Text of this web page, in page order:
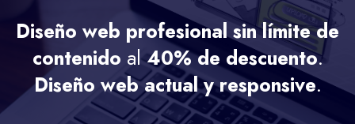
Diseño web profesional sin límite de
contenido al40% de descuento.
Diseño web actual y responsive.